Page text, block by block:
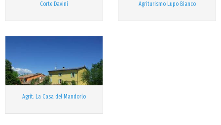
Corte Davini Agriturismo Lupo Bianco
Agrit. La Casa del Mandorlo